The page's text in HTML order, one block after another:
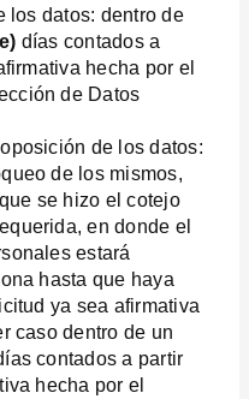
los datos: dentro de
días contados a
hecha por el
de Datos
de los datos:
de los mismos,
se hizo el cotejo
en donde el
estará
hasta que haya
ya sea afirmativa
caso dentro de un
contados a partir
hecha por el